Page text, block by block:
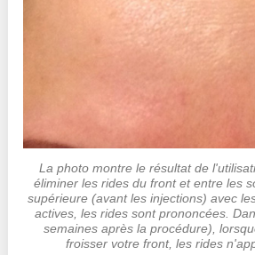
La photo montre le résultat de
éliminer les rides du front et entre les
supérieure (avant les injections) avec
actives, les rides sont prononcées.
semaines après la procédure),
froisser votre front, les rides